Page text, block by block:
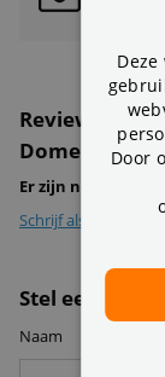
Reviews over
Dome IP-
Er zijn nog geen
Schrijf als eerste
Stel een vraag
Naam
Door